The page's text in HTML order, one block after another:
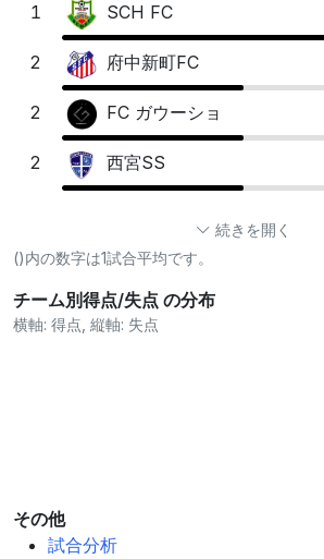
1
SCH FC
2 府中新町FC
2 FC ガウーショ
2 西宮SS
続きを開く
()内の数字は1試合平均です。
チーム別得点/失点 の分布
横軸: 得点, 縦軸: 失点
その他
試合分析